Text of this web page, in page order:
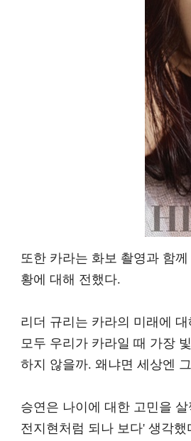
또한 카라는 화보 촬영과 함
황에 대해 전했다.
리더 규리는 카라의 미래에
모두 우리가 카라일 때 가장
하지 않을까. 왜냐면 세상엔
승연은 나이에 대한 고민을
전지현처럼 되나 보다' 생각